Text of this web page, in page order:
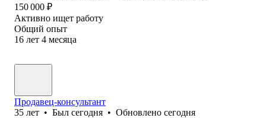
150 000 ₽
Активно ищет работу
Общий опыт
16 лет 4 месяца
Продавец-консультант
35 лет • Был сегодня • Обновлено сегодня